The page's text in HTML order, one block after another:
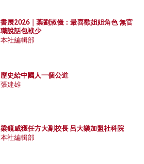
書展2026｜葉劉淑儀：最喜歡姐姐角色 無官
職說話包袱少
本社編輯部
歷史給中國人一個公道
張建雄
梁鏡威獲任方大副校長 呂大樂加盟社科院
本社編輯部